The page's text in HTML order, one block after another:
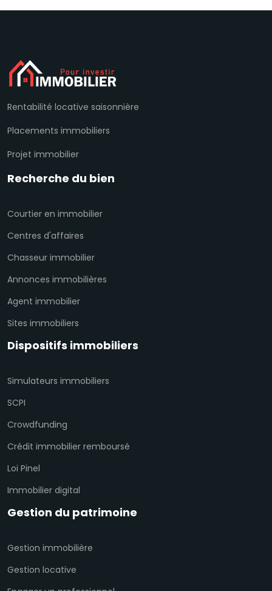
Rentabilité locative saisonnière
Placements immobiliers
Projet immobilier
Recherche du bien
Courtier en immobilier
Centres d'affaires
Chasseur immobilier
Annonces immobilières
Agent immobilier
Sites immobiliers
Dispositifs immobiliers
Simulateurs immobiliers
SCPI
Crowdfunding
Crédit immobilier remboursé
Loi Pinel
Immobilier digital
Gestion du patrimoine
Gestion immobilière
Gestion locative